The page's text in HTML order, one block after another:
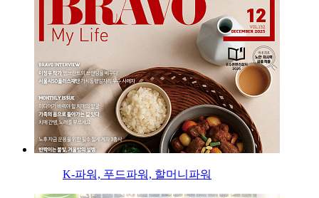
K-파워, 푸드파워, 할머니파워